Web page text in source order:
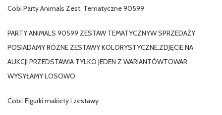
Cobi Party Animals Zest. Tematyczne 90599
PARTY ANIMALS 90599 ZESTAW TEMATYCZNYW SPRZEDAŻY
POSIADAMY RÓZNE ZESTAWY KOLORYSTYCZNE.ZDJĘCIE NA
AUKCJI PRZEDSTAWIA TYLKO JEDEN Z WARIANTÓWTOWAR
WYSYŁAMY LOSOWO.
Cobi: Figurki makiety i zestawy